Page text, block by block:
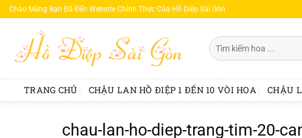
Bỏ
qua
dung
Chào Mừng Bạn Đã Đến Website Chính Thức Của Hồ Diệp Sài Gòn
Tìm
kiếm:
TRANG CHỦ CHẬU LAN HỒ ĐIỆP 1 ĐẾN 10 VÒI HOA CHẬU
chau-lan-ho-diep-trang-tim-20-